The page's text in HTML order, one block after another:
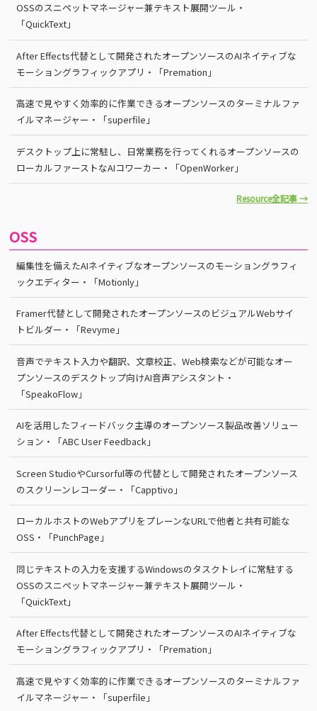
OSSのスニペットマネージャー兼テキスト展開ツール・
「QuickText」
After Effects代替として開発されたオープンソースのAIネイティブな
モーショングラフィックアプリ・「Premation」
高速で見やすく効率的に作業できるオープンソースのターミナルファ
イルマネージャー・「superfile」
デスクトップ上に常駐し、日常業務を行ってくれるオープンソースの
ローカルファーストなAIコワーカー・「OpenWorker」
Resource全記事 →
OSS
編集性を備えたAIネイティブなオープンソースのモーショングラフィ
ックエディター・「Motionly」
Framer代替として開発されたオープンソースのビジュアルWebサイ
トビルダー・「Revyme」
音声でテキスト入力や翻訳、文章校正、Web検索などが可能なオー
プンソースのデスクトップ向けAI音声アシスタント・
「SpeakoFlow」
AIを活用したフィードバック主導のオープンソース製品改善ソリュー
ション・「ABC User Feedback」
Screen StudioやCursorful等の代替として開発されたオープンソース
のスクリーンレコーダー・「Capptivo」
ローカルホストのWebアプリをプレーンなURLで他者と共有可能な
OSS・「PunchPage」
同じテキストの入力を支援するWindowsのタスクトレイに常駐する
OSSのスニペットマネージャー兼テキスト展開ツール・
「QuickText」
After Effects代替として開発されたオープンソースのAIネイティブな
モーショングラフィックアプリ・「Premation」
高速で見やすく効率的に作業できるオープンソースのターミナルファ
イルマネージャー・「superfile」